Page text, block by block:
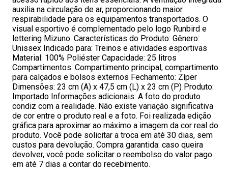
auxilia na circulação de ar, proporcionando maior
respirabilidade para os equipamentos transportados. O
visual esportivo é complementado pelo logo Runbird e
lettering Mizuno. Características do Produto: Gênero:
Unissex Indicado para: Treinos e atividades esportivas
Material: 100% Poliéster Capacidade: 25 litros
Compartimentos: Compartimento principal, compartimento
para calçados e bolsos externos Fechamento: Zíper
Dimensões: 23 cm (A) x 47,5 cm (L) x 23 cm (P) Produto:
Importado Informações adicionais: A foto do produto
condiz com a realidade. Não existe variação significativa
de cor entre o produto real e a foto. Foi realizada edição
gráfica para aproximar ao máximo a imagem da cor real do
produto. Você pode solicitar a troca em até 30 dias, sem
custos para devolução. Compra garantida: caso queira
devolver, você pode solicitar o reembolso do valor pago
em até 7 dias a contar do recebimento.